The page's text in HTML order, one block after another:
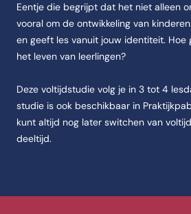
Instelling
De opleiding Leraar Basisonderwijs
Categorie
De opleiding Leraar Basisonderwijs
Opleidingstype
De opleiding Leraar Basisonderwijs
Studievorm
De opleiding Leraar Basisonderwijs
Eentje die begrijpt dat het niet alleen
vooral om de ontwikkeling van
en geeft les vanuit jouw identiteit. Hoe
het leven van leerlingen?
Deze voltijdstudie volg je in 3 tot 4
studie is ook beschikbaar in
kunt altijd nog later switchen van
deeltijd.